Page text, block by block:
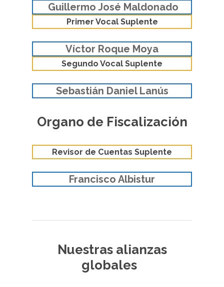
Guillermo José Maldonado
Primer Vocal Suplente
Víctor Roque Moya
Segundo Vocal Suplente
Sebastián Daniel Lanús
Organo de Fiscalización
Revisor de Cuentas Suplente
Francisco Albistur
Nuestras alianzas
globales